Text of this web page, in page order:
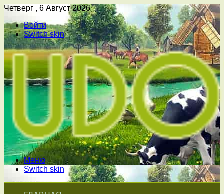
Четверг , 6 Август 2026
Войти
Switch skin
Меню
Switch skin